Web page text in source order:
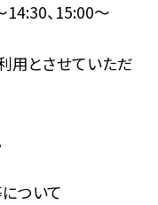
14:30、15:00〜
用とさせていただ
ついて